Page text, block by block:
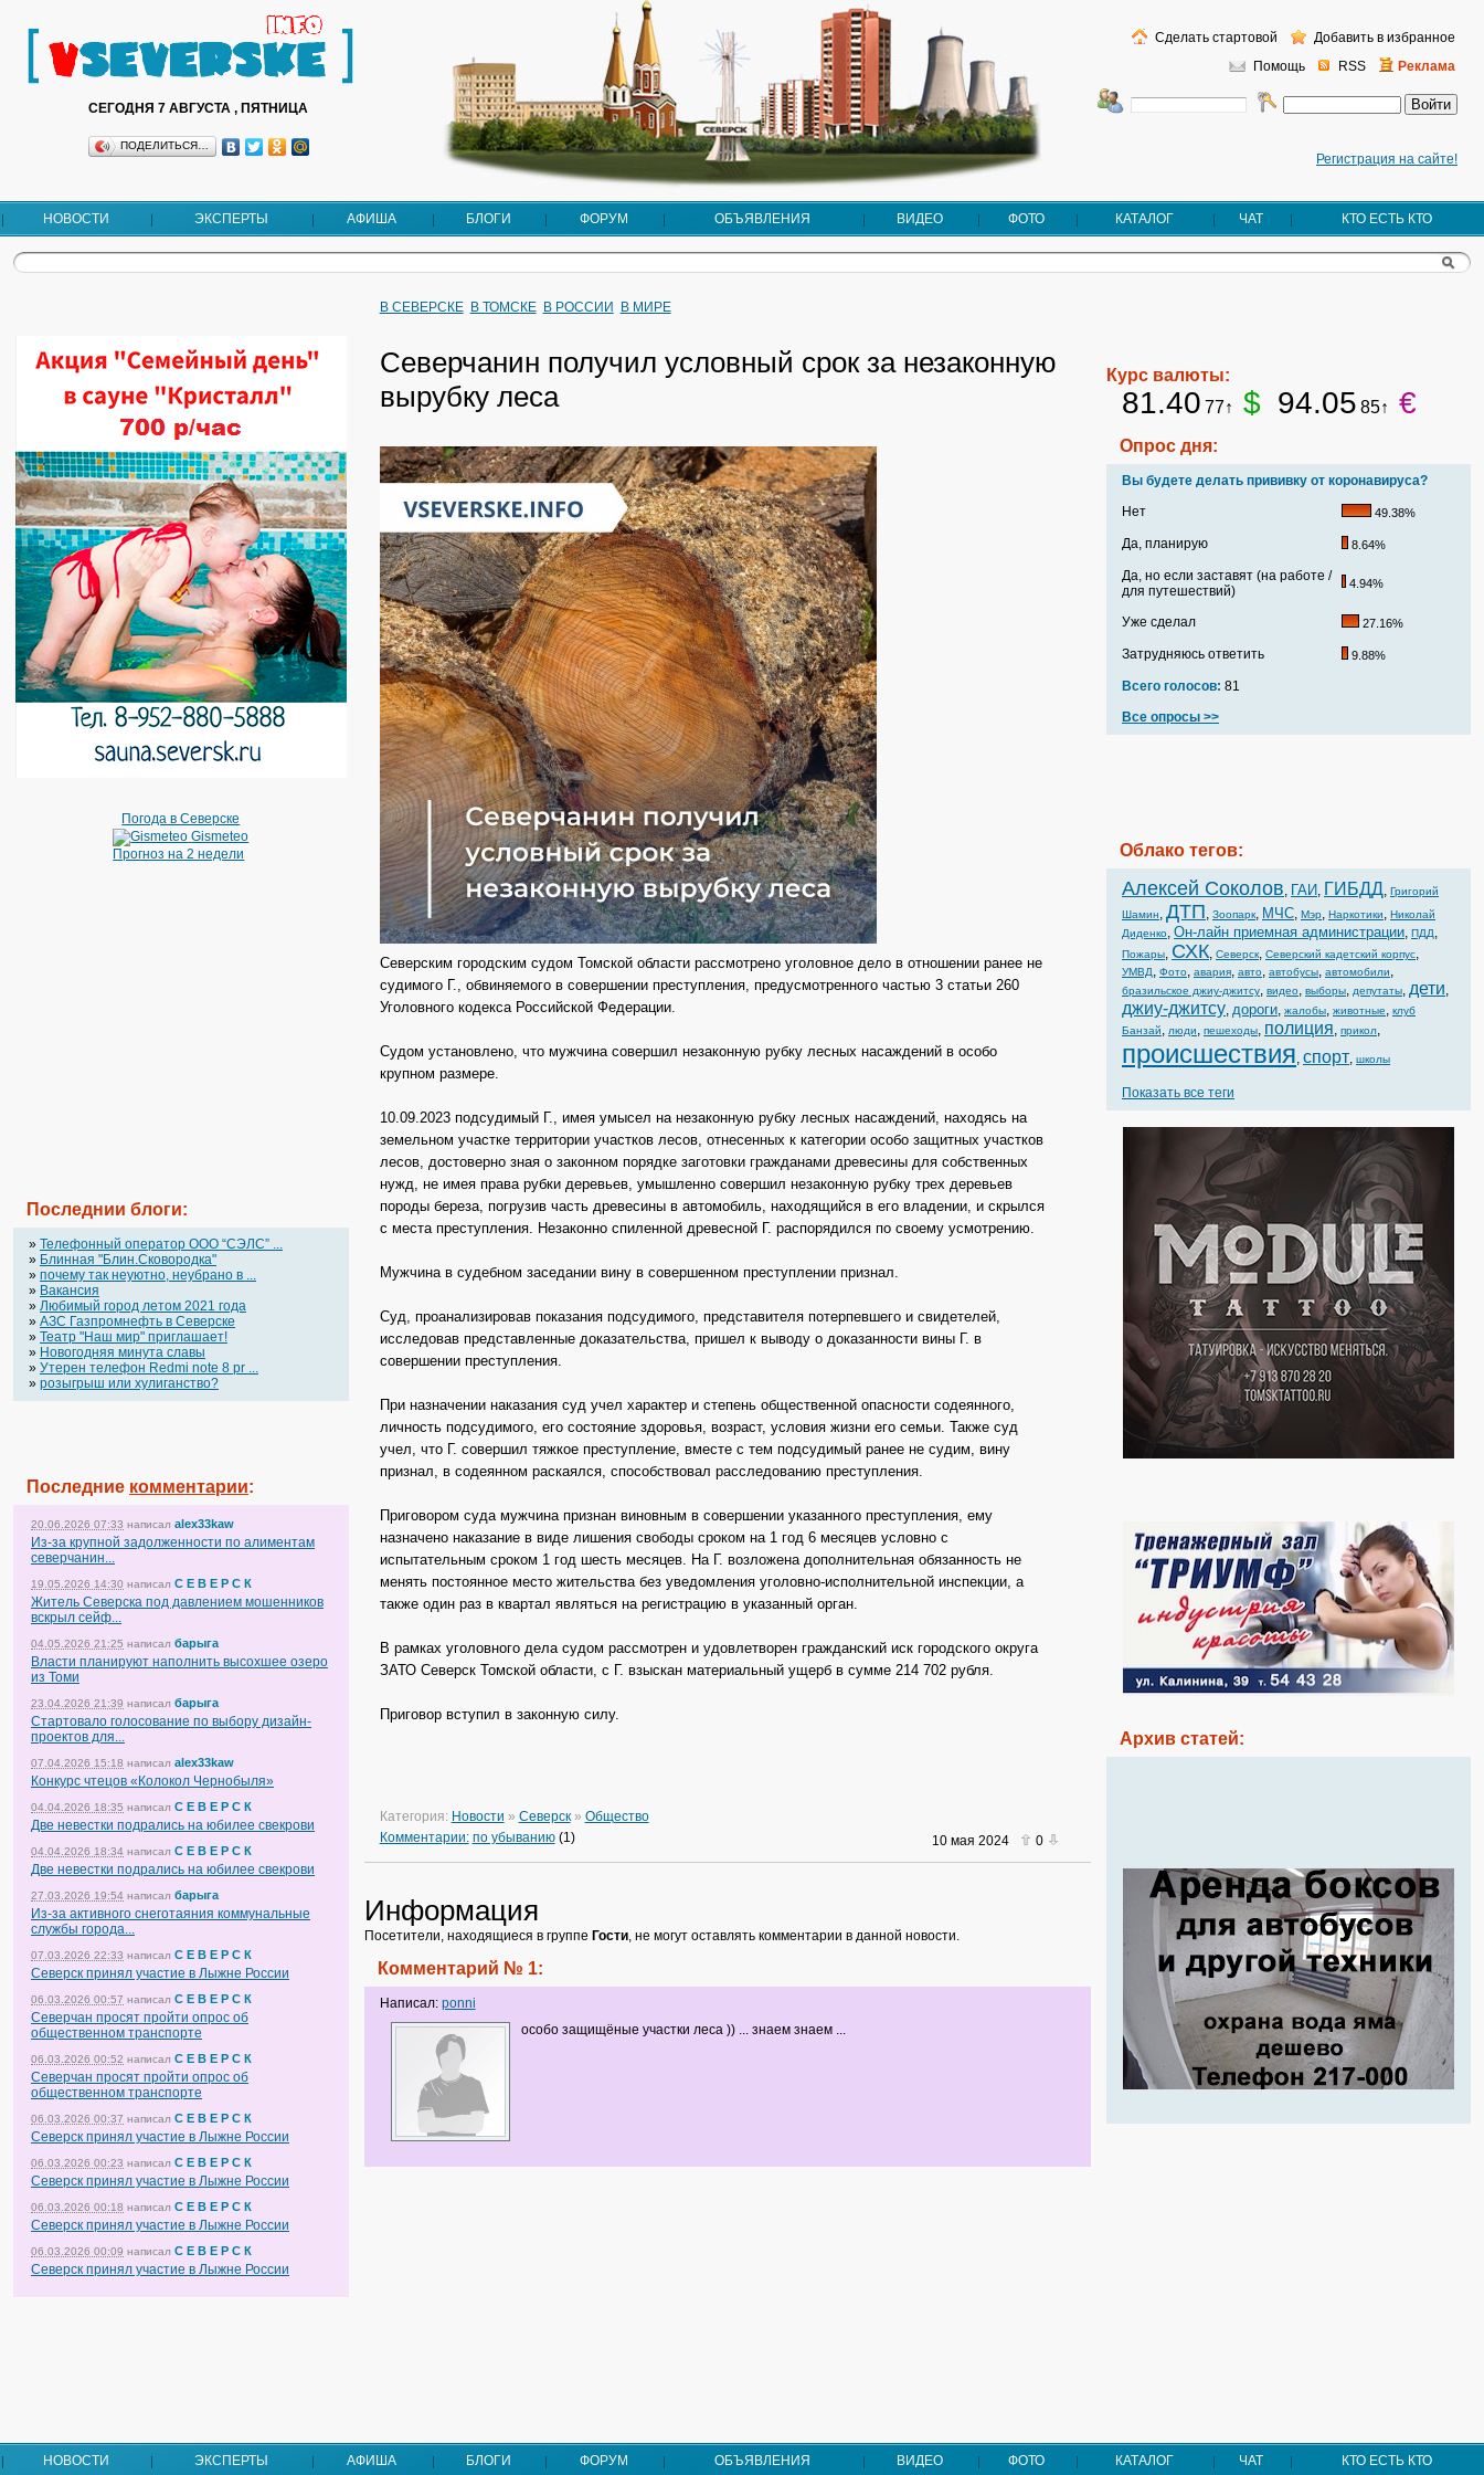
СЕГОДНЯ 7 АВГУСТА , ПЯТНИЦА
ПОДЕЛИТЬСЯ…
Регистрация на сайте!
Помощь RSS Реклама
Сделать стартовой Добавить в избранное
НОВОСТИ ЭКСПЕРТЫ АФИША БЛОГИ ФОРУМ ОБЪЯВЛЕНИЯ ВИДЕО ФОТО КАТАЛОГ ЧАТ КТО ЕСТЬ КТО
Погода в Северске
Gismeteo
Прогноз на 2 недели
Последнии блоги:
» Телефонный оператор OOO “СЭЛС” ...
» Блинная "Блин.Сковородка"
» почему так неуютно, неубрано в ...
» Вакансия
» Любимый город летом 2021 года
» АЗС Газпромнефть в Северске
» Театр "Наш мир" приглашает!
» Новогодняя минута славы
» Утерен телефон Redmi note 8 pr ...
» розыгрыш или хулиганство?
Последние комментарии:
20.06.2026 07:33 написал alex33kaw
Из-за крупной задолженности по алиментам
северчанин...
19.05.2026 14:30 написал С Е В Е Р С К
Житель Северска под давлением мошенников
вскрыл сейф...
04.05.2026 21:25 написал барыга
Власти планируют наполнить высохшее озеро
из Томи
23.04.2026 21:39 написал барыга
Стартовало голосование по выбору дизайн-
проектов для...
07.04.2026 15:18 написал alex33kaw
Конкурс чтецов «Колокол Чернобыля»
04.04.2026 18:35 написал С Е В Е Р С К
Две невестки подрались на юбилее свекрови
04.04.2026 18:34 написал С Е В Е Р С К
Две невестки подрались на юбилее свекрови
27.03.2026 19:54 написал барыга
Из-за активного снеготаяния коммунальные
службы города...
07.03.2026 22:33 написал С Е В Е Р С К
Северск принял участие в Лыжне России
06.03.2026 00:57 написал С Е В Е Р С К
Северчан просят пройти опрос об
общественном транспорте
06.03.2026 00:52 написал С Е В Е Р С К
Северчан просят пройти опрос об
общественном транспорте
06.03.2026 00:37 написал С Е В Е Р С К
Северск принял участие в Лыжне России
06.03.2026 00:23 написал С Е В Е Р С К
Северск принял участие в Лыжне России
06.03.2026 00:18 написал С Е В Е Р С К
Северск принял участие в Лыжне России
06.03.2026 00:09 написал С Е В Е Р С К
Северск принял участие в Лыжне России
В СЕВЕРСКЕ В ТОМСКЕ В РОССИИ В МИРЕ
Северчанин получил условный срок за незаконную
вырубку леса
Северским городским судом Томской области рассмотрено уголовное дело в отношении ранее не
судимого Г., обвиняемого в совершении преступления, предусмотренного частью 3 статьи 260
Уголовного кодекса Российской Федерации.
Судом установлено, что мужчина совершил незаконную рубку лесных насаждений в особо
крупном размере.
10.09.2023 подсудимый Г., имея умысел на незаконную рубку лесных насаждений, находясь на
земельном участке территории участков лесов, отнесенных к категории особо защитных участков
лесов, достоверно зная о законном порядке заготовки гражданами древесины для собственных
нужд, не имея права рубки деревьев, умышленно совершил незаконную рубку трех деревьев
породы береза, погрузив часть древесины в автомобиль, находящийся в его владении, и скрылся
с места преступления. Незаконно спиленной древесной Г. распорядился по своему усмотрению.
Мужчина в судебном заседании вину в совершенном преступлении признал.
Суд, проанализировав показания подсудимого, представителя потерпевшего и свидетелей,
исследовав представленные доказательства, пришел к выводу о доказанности вины Г. в
совершении преступления.
При назначении наказания суд учел характер и степень общественной опасности содеянного,
личность подсудимого, его состояние здоровья, возраст, условия жизни его семьи. Также суд
учел, что Г. совершил тяжкое преступление, вместе с тем подсудимый ранее не судим, вину
признал, в содеянном раскаялся, способствовал расследованию преступления.
Приговором суда мужчина признан виновным в совершении указанного преступления, ему
назначено наказание в виде лишения свободы сроком на 1 год 6 месяцев условно с
испытательным сроком 1 год шесть месяцев. На Г. возложена дополнительная обязанность не
менять постоянное место жительства без уведомления уголовно-исполнительной инспекции, а
также один раз в квартал являться на регистрацию в указанный орган.
В рамках уголовного дела судом рассмотрен и удовлетворен гражданский иск городского округа
ЗАТО Северск Томской области, с Г. взыскан материальный ущерб в сумме 214 702 рубля.
Приговор вступил в законную силу.
Категория: Новости » Северск» Общество
Комментарии: по убыванию(1) 10 мая 2024 0
Информация
Посетители, находящиеся в группе Гости, не могут оставлять комментарии в данной новости.
Комментарий № 1:
Написал: ponni
особо защищёные участки леса )) ... знаем знаем ...
Курс валюты:
81.40 77↑ $ 94.05 85↑ €
Опрос дня:
Вы будете делать прививку от коронавируса?
Нет
49.38%
Да, планирую 8.64%
Да, но если заставят (на работе /
для путешествий)
4.94%
Уже сделал 27.16%
Затрудняюсь ответить 9.88%
Всего голосов: 81
Все опросы >>
Облако тегов:
Алексей Соколов, ГАИ, ГИБДД, Григорий
Шамин, ДТП, Зоопарк, МЧС, Мэр, Наркотики, Николай
Диденко, Он-лайн приемная администрации, ПДД,
Пожары, СХК, Северск, Северский кадетский корпус,
УМВД, Фото, авария, авто, автобусы, автомобили,
бразильское джиу-джитсу, видео, выборы, депутаты, дети,
джиу-джитсу, дороги, жалобы, животные, клуб
Банзай, люди, пешеходы, полиция, прикол,
происшествия, спорт, школы
Показать все теги
Архив статей:
НОВОСТИ ЭКСПЕРТЫ АФИША БЛОГИ ФОРУМ ОБЪЯВЛЕНИЯ ВИДЕО ФОТО КАТАЛОГ ЧАТ КТО ЕСТЬ КТО